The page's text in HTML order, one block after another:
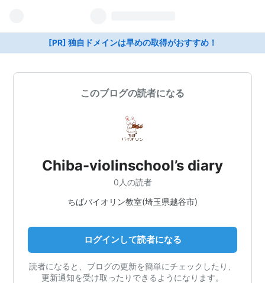
[PR] 独自ドメインは早めの取得がおすすめ！
このブログの読者になる
Chiba-violinschool’s diary
0人の読者
ちばバイオリン教室(埼玉県越谷市)
ログインして読者になる
読者になると、ブログの更新を簡単にチェックしたり、
更新通知を受け取ったりできるようになります。